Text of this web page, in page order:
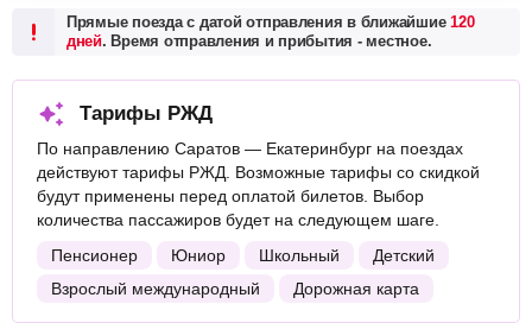
Прямые поезда с датой отправления в ближайшие120
дней. Время отправления и прибытия - местное.
Тарифы РЖД
По направлению Саратов — Екатеринбург на поездах
действуют тарифы РЖД. Возможные тарифы со скидкой
будут применены перед оплатой билетов. Выбор
количества пассажиров будет на следующем шаге.
Пенсионер
Юниор Школьный
Детский
Взрослый международный
Дорожная карта